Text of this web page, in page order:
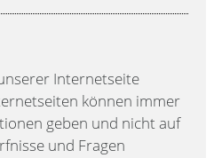
Internetseite
können immer
geben und nicht auf
und Fragen